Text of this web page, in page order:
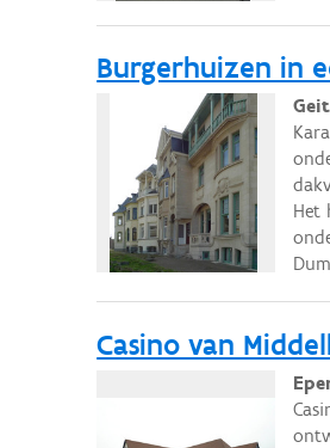
Burgerhuizen in
Het
Casino van